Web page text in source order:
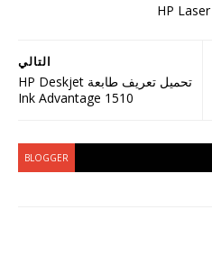
التالي
تحميل تعريف طابعة HP Deskjet
Ink Advantage 1510
BLOGGER